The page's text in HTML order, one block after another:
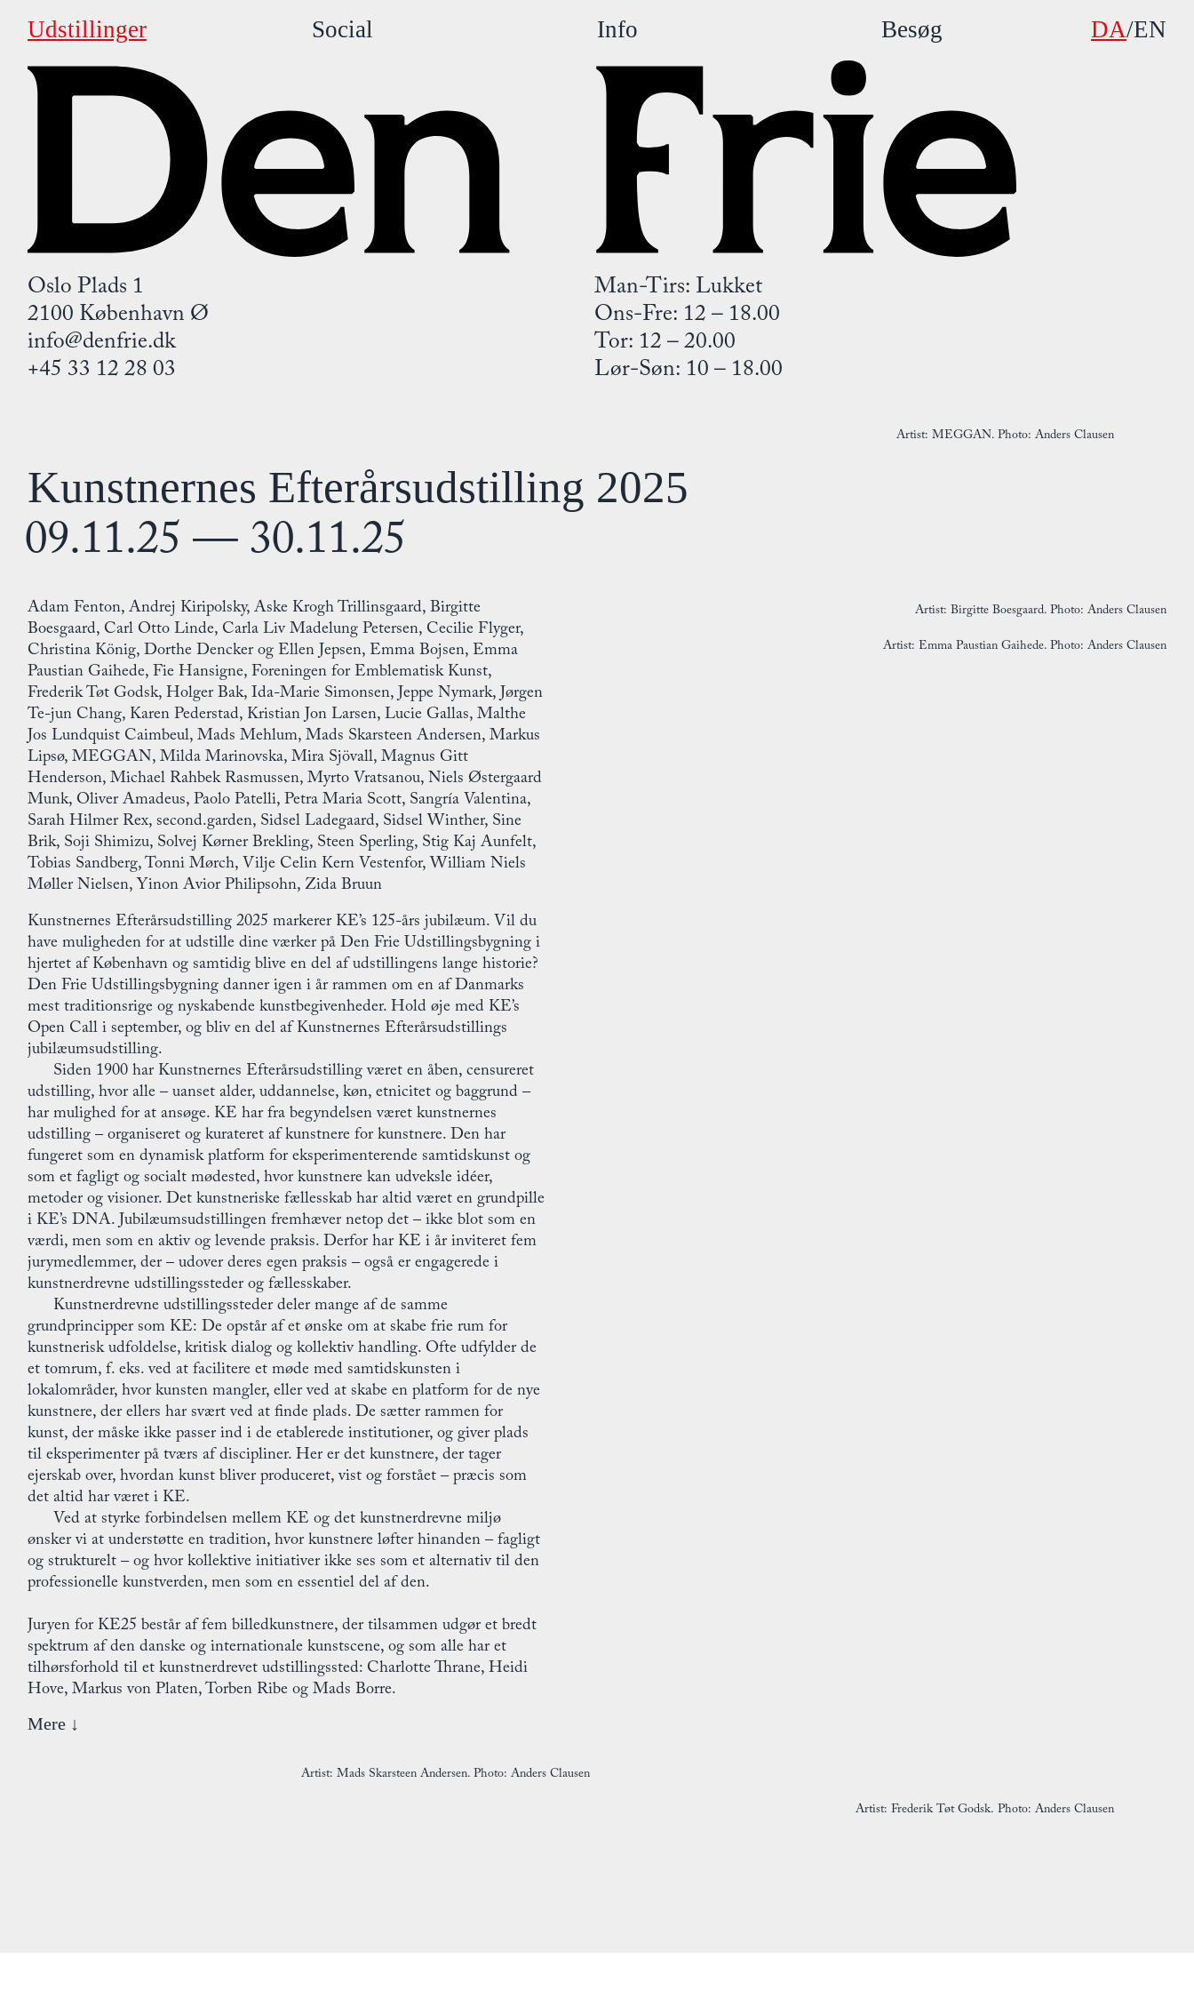
Udstillinger Social Info Besøg DA/EN
Oslo Plads 1
2100 København Ø
info@denfrie.dk
+45 33 12 28 03
Man-Tirs: Lukket
Ons-Fre: 12 – 18.00
Tor: 12 – 20.00
Lør-Søn: 10 – 18.00
Artist: MEGGAN. Photo: Anders Clausen
Kunstnernes Efterårsudstilling 2025
09.11.25 — 30.11.25
Adam Fenton, Andrej Kiripolsky, Aske Krogh Trillinsgaard, Birgitte
Boesgaard, Carl Otto Linde, Carla Liv Madelung Petersen, Cecilie Flyger,
Christina König, Dorthe Dencker og Ellen Jepsen, Emma Bojsen, Emma
Paustian Gaihede, Fie Hansigne, Foreningen for Emblematisk Kunst,
Frederik Tøt Godsk, Holger Bak, Ida-Marie Simonsen, Jeppe Nymark, Jørgen
Te-jun Chang, Karen Pederstad, Kristian Jon Larsen, Lucie Gallas, Malthe
Jos Lundquist Caimbeul, Mads Mehlum, Mads Skarsteen Andersen, Markus
Lipsø, MEGGAN, Milda Marinovska, Mira Sjövall, Magnus Gitt
Henderson, Michael Rahbek Rasmussen, Myrto Vratsanou, Niels Østergaard
Munk, Oliver Amadeus, Paolo Patelli, Petra Maria Scott, Sangría Valentina,
Sarah Hilmer Rex, second.garden, Sidsel Ladegaard, Sidsel Winther, Sine
Brik, Soji Shimizu, Solvej Kørner Brekling, Steen Sperling, Stig Kaj Aunfelt,
Tobias Sandberg, Tonni Mørch, Vilje Celin Kern Vestenfor, William Niels
Møller Nielsen, Yinon Avior Philipsohn, Zida Bruun
Kunstnernes Efterårsudstilling 2025 markerer KE’s 125-års jubilæum. Vil du
have muligheden for at udstille dine værker på Den Frie Udstillingsbygning i
hjertet af København og samtidig blive en del af udstillingens lange historie?
Den Frie Udstillingsbygning danner igen i år rammen om en af Danmarks
mest traditionsrige og nyskabende kunstbegivenheder. Hold øje med KE’s
Open Call i september, og bliv en del af Kunstnernes Efterårsudstillings
jubilæumsudstilling.
Siden 1900 har Kunstnernes Efterårsudstilling været en åben, censureret
udstilling, hvor alle – uanset alder, uddannelse, køn, etnicitet og baggrund –
har mulighed for at ansøge. KE har fra begyndelsen været kunstnernes
udstilling – organiseret og kurateret af kunstnere for kunstnere. Den har
fungeret som en dynamisk platform for eksperimenterende samtidskunst og
som et fagligt og socialt mødested, hvor kunstnere kan udveksle idéer,
metoder og visioner. Det kunstneriske fællesskab har altid været en grundpille
i KE’s DNA. Jubilæumsudstillingen fremhæver netop det – ikke blot som en
værdi, men som en aktiv og levende praksis. Derfor har KE i år inviteret fem
jurymedlemmer, der – udover deres egen praksis – også er engagerede i
kunstnerdrevne udstillingssteder og fællesskaber.
Kunstnerdrevne udstillingssteder deler mange af de samme
grundprincipper som KE: De opstår af et ønske om at skabe frie rum for
kunstnerisk udfoldelse, kritisk dialog og kollektiv handling. Ofte udfylder de
et tomrum, f. eks. ved at facilitere et møde med samtidskunsten i
lokalområder, hvor kunsten mangler, eller ved at skabe en platform for de nye
kunstnere, der ellers har svært ved at finde plads. De sætter rammen for
kunst, der måske ikke passer ind i de etablerede institutioner, og giver plads
til eksperimenter på tværs af discipliner. Her er det kunstnere, der tager
ejerskab over, hvordan kunst bliver produceret, vist og forstået – præcis som
det altid har været i KE.
Ved at styrke forbindelsen mellem KE og det kunstnerdrevne miljø
ønsker vi at understøtte en tradition, hvor kunstnere løfter hinanden – fagligt
og strukturelt – og hvor kollektive initiativer ikke ses som et alternativ til den
professionelle kunstverden, men som en essentiel del af den.
Juryen for KE25 består af fem billedkunstnere, der tilsammen udgør et bredt
spektrum af den danske og internationale kunstscene, og som alle har et
tilhørsforhold til et kunstnerdrevet udstillingssted: Charlotte Thrane, Heidi
Hove, Markus von Platen, Torben Ribe og Mads Borre.
Mere ↓
Artist: Mads Skarsteen Andersen. Photo: Anders Clausen
Artist: Birgitte Boesgaard. Photo: Anders Clausen
Artist: Emma Paustian Gaihede. Photo: Anders Clausen
Artist: Frederik Tøt Godsk. Photo: Anders Clausen